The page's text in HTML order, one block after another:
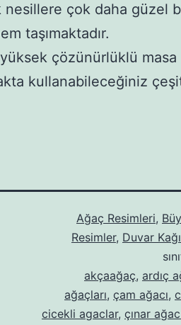
nesillere çok daha güzel
taşımaktadır.
çözünürlüklü masa
kullanabileceğiniz
Ağaç Resimleri,
Resimler, Duvar
akçaağaç, ardıç
ağaçları, çam ağacı,
cicekli agaclar, çınar